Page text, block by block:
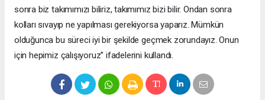
sonra biz takımımızı biliriz, takımımız bizi bilir. Ondan sonra
kolları sıvayıp ne yapılması gerekiyorsa yaparız. Mümkün
olduğunca bu süreci iyi bir şekilde geçmek zorundayız. Onun
için hepimiz çalışıyoruz” ifadelerini kullandı.